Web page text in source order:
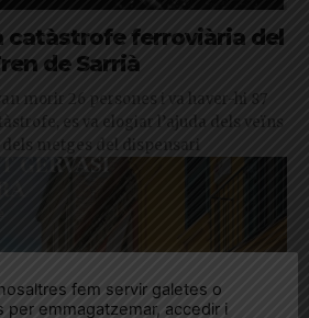
catàstrofe ferroviària del
de Sarrià
morir 26 persones i va haver-hi 87
es va elogiar l’ajuda dels veïns
metges del dispensari
fem servir galetes o
per emmagatzemar, accedir i